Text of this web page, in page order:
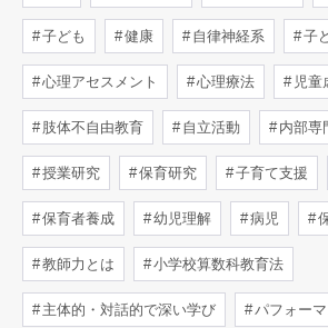
子ども 健康 自律神経系 子
心理アセスメント 心理療法 児童
肢体不自由教育 自立活動 内部専
授業研究 保育研究 子育て支援
保育者養成 幼児理解 病児
教師力とは 小学校算数科教育法
主体的・対話的で深い学び パフォーマ